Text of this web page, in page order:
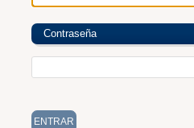
Contraseña